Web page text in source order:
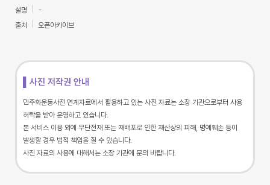
설명
-
출처
오픈아카이브
▌사진 저작권 안내
민주화운동사전 연계자료에서 활용하고 있는 사진 자료는 소장 기관으로부터 사용
허락을 받아 운영하고 있습니다.
본 서비스 이용 외에 무단전재 또는 재배포로 인한 재산상의 피해, 명예훼손 등이
발생할 경우 법적 책임을 질 수 있습니다.
사진 자료의 사용에 대해서는 소장 기관에 문의 바랍니다.